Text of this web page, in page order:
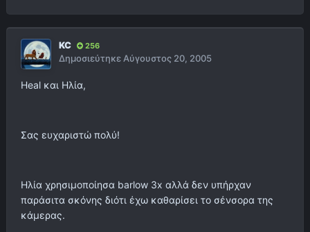
KC 256
ΔημοσιεύτηκεΑύγουστος 20, 2005
Heal και Ηλία,
Σας ευχαριστώ πολύ!
Ηλία χρησιμοποίησα barlow 3x αλλά δεν υπήρχαν
παράσιτα σκόνης διότι έχω καθαρίσει το σένσορα της
κάμερας.